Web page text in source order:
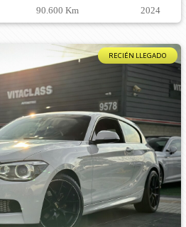
90.600 Km 2024
RECIÉN LLEGADO